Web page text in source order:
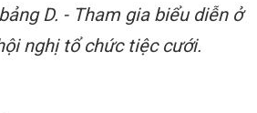
D. - Tham gia biểu diễn ở
nghị tổ chức tiệc cưới.